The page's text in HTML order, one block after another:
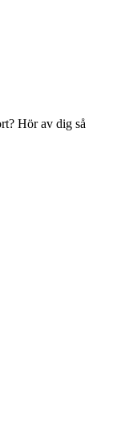
Hör av dig så